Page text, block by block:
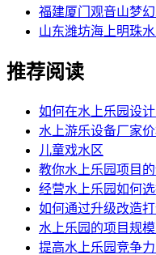
福建厦门观音山梦
山东潍坊海上明珠
推荐阅读
如何在水上乐园设
水上游乐设备厂家
儿童戏水区
教你水上乐园项目
经营水上乐园如何
如何通过升级改造
水上乐园的项目规
提高水上乐园竞争